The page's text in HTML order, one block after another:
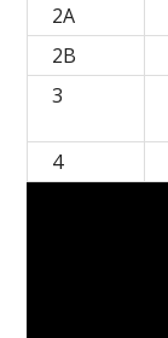
2А
2В
3
4